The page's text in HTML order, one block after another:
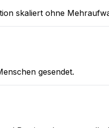
skaliert ohne
gesendet.